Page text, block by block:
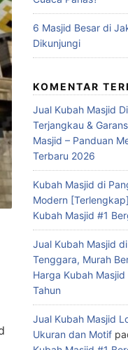
6 Masjid Besar di
Dikunjungi
KOMENTAR
Jual Kubah Masjid
Terjangkau &
Masjid – Panduan
Terbaru 2026
Kubah Masjid di
Modern [Terlengkap]
Kubah Masjid #1
Jual Kubah Masjid
Tenggara, Murah
Harga Kubah
Tahun
Jual Kubah Masjid
Ukuran dan Motif